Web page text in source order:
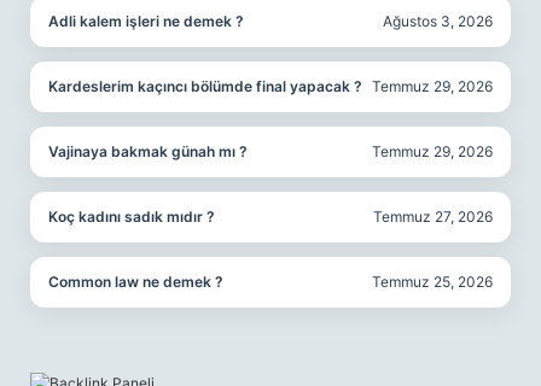
Adli kalem işleri ne demek ? Ağustos 3, 2026
Kardeslerim kaçıncı bölümde final yapacak ? Temmuz 29, 2026
Vajinaya bakmak günah mı ? Temmuz 29, 2026
Koç kadını sadık mıdır ? Temmuz 27, 2026
Common law ne demek ? Temmuz 25, 2026